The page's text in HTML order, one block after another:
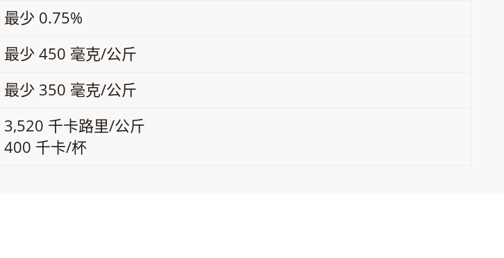
最少 0.75%
最少 450 毫克/公斤
最少 350 毫克/公斤
3,520 千卡路里/公斤
400 千卡/杯